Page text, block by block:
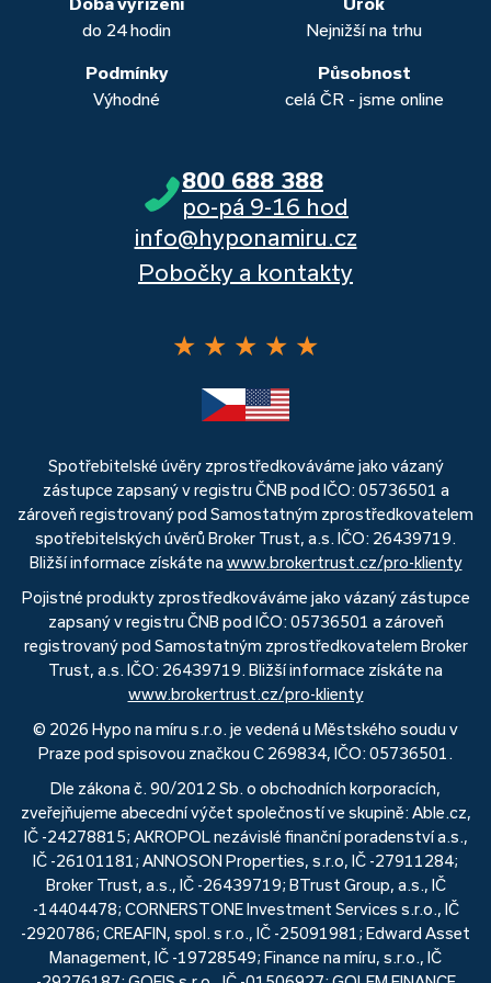
do 24 hodin
Nejnižší na trhu
Podmínky
Výhodné
Působnost
celá ČR - jsme online
800 688 388
po-pá 9-16 hod
info@hyponamiru.cz
Pobočky a kontakty
★ ★ ★ ★ ★
Spotřebitelské úvěry zprostředkováváme jako vázaný
zástupce zapsaný v registru ČNB pod IČO: 05736501 a
zároveň registrovaný pod Samostatným zprostředkovatelem
spotřebitelských úvěrů Broker Trust, a.s. IČO: 26439719.
Bližší informace získáte na www.brokertrust.cz/pro-klienty
Pojistné produkty zprostředkováváme jako vázaný zástupce
zapsaný v registru ČNB pod IČO: 05736501 a zároveň
registrovaný pod Samostatným zprostředkovatelem Broker
Trust, a.s. IČO: 26439719. Bližší informace získáte na
www.brokertrust.cz/pro-klienty
© 2026 Hypo na míru s.r.o. je vedená u Městského soudu v
Praze pod spisovou značkou C 269834, IČO: 05736501.
Dle zákona č. 90/2012 Sb. o obchodních korporacích,
zveřejňujeme abecední výčet společností ve skupině: Able.cz,
IČ -24278815; AKROPOL nezávislé finanční poradenství a.s.,
IČ -26101181; ANNOSON Properties, s.r.o, IČ -27911284;
Broker Trust, a.s., IČ -26439719; BTrust Group, a.s., IČ
-14404478; CORNERSTONE Investment Services s.r.o., IČ
-2920786; CREAFIN, spol. s r.o., IČ -25091981; Edward Asset
Management, IČ -19728549; Finance na míru, s.r.o., IČ